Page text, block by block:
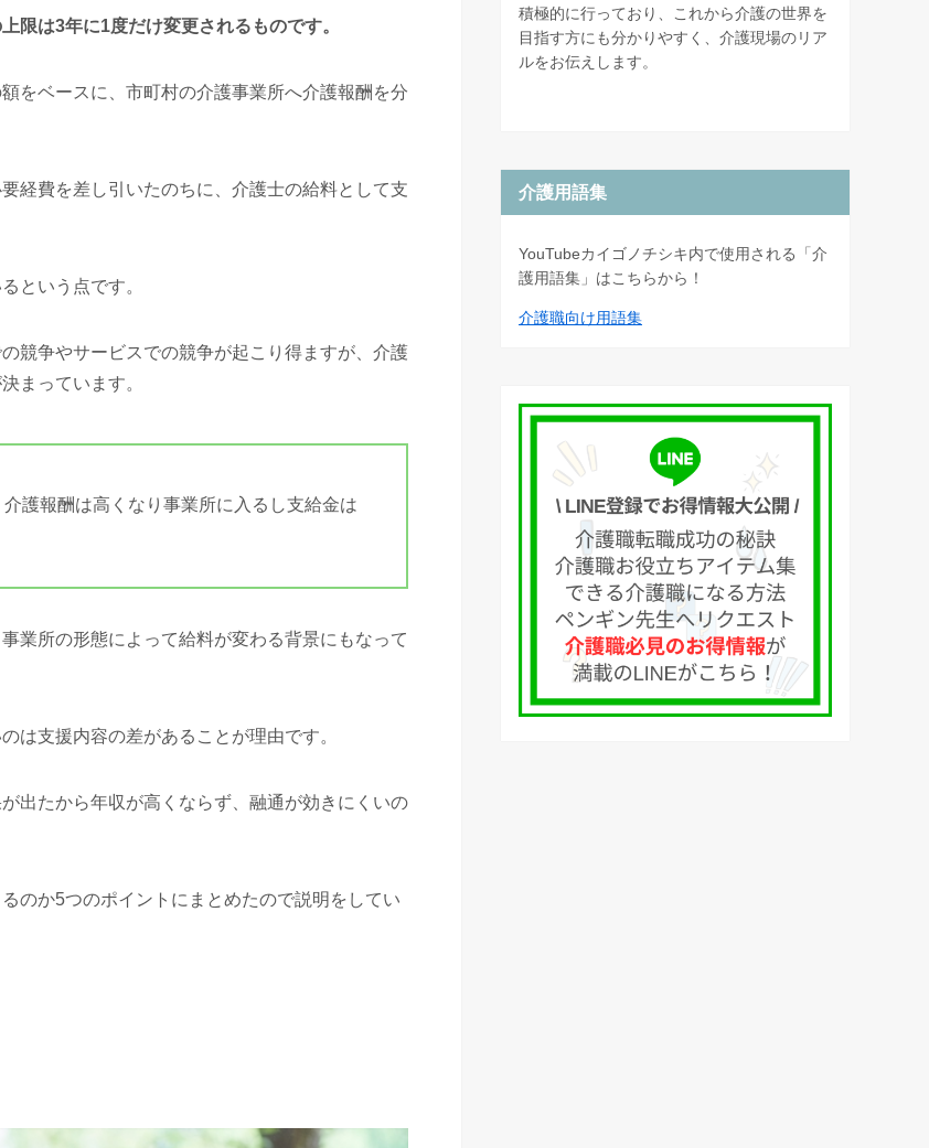
限は3年に1度だけ変更されるものです。
をベースに、市町村の介護事業所へ介護報酬を分
経費を差し引いたのちに、介護士の給料として支
という点です。
競争やサービスでの競争が起こり得ますが、介護
まっています。
護報酬は高くなり事業所に入るし支給金は
業所の形態によって給料が変わる背景にもなって
は支援内容の差があることが理由です。
出たから年収が高くならず、融通が効きにくいの
のか5つのポイントにまとめたので説明をしてい
積極的に行っており、これから介護の世界を
目指す方にも分かりやすく、介護現場のリア
ルをお伝えします。
介護用語集
YouTubeカイゴノチシキ内で使用される「介
護用語集」はこちらから！
介護職向け用語集